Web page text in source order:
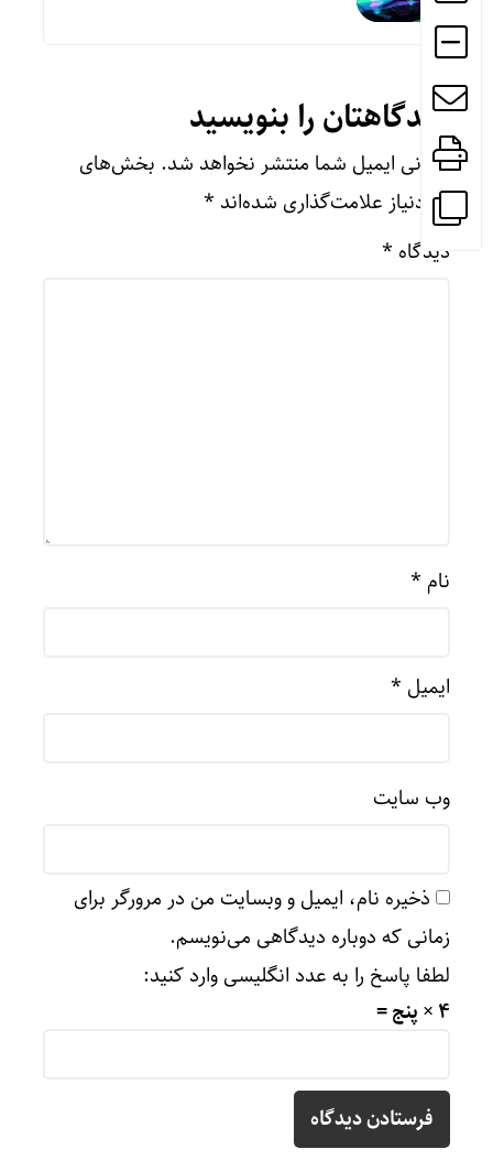
دیدگاهتان را بنویسید
نشانی ایمیل شما منتشر نخواهد شد. بخش‌های
موردنیاز علامت‌گذاری شده‌اند *
دیدگاه *
نام *
ایمیل *
وب‌ سایت
ذخیره نام، ایمیل و وبسایت من در مرورگر برای
زمانی که دوباره دیدگاهی می‌نویسم.
لطفا پاسخ را به عدد انگلیسی وارد کنید:
4 × پنج =